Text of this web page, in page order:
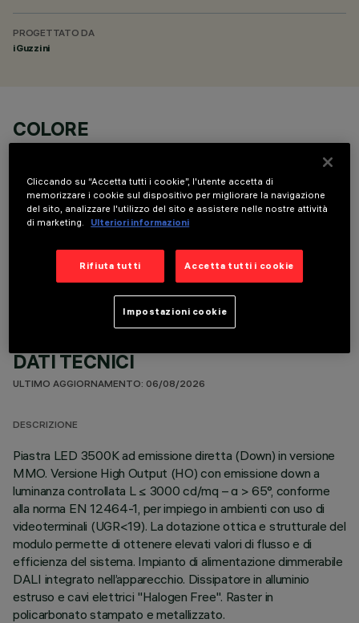
PROGETTATO DA
iGuzzini
COLORE
COMPONENTI OPZIONALI
DATI TECNICI
ULTIMO AGGIORNAMENTO: 06/08/2026
DESCRIZIONE
Piastra LED 3500K ad emissione diretta (Down) in versione
MMO. Versione High Output (HO) con emissione down a
luminanza controllata L ≤ 3000 cd/mq – α > 65°, conforme
alla norma EN 12464-1, per impiego in ambienti con uso di
videoterminali (UGR<19). La dotazione ottica e strutturale del
modulo permette di ottenere elevati valori di flusso e di
efficienza del sistema. Impianto di alimentazione dimmerabile
DALI integrato nell’apparecchio. Dissipatore in alluminio
estruso e cavi elettrici "Halogen Free". Raster in
policarbonato stampato e metallizzato.
Cliccando su “Accetta tutti i cookie”, l'utente accetta di
memorizzare i cookie sul dispositivo per migliorare la navigazione
del sito, analizzare l'utilizzo del sito e assistere nelle nostre attività
di marketing.
Ulteriori informazioni
Rifiuta tutti Accetta tutti i cookie
Impostazioni cookie